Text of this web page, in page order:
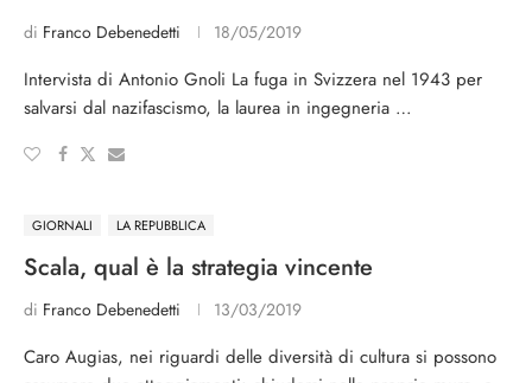
di Franco Debenedetti 18/05/2019
Intervista di Antonio Gnoli La fuga in Svizzera nel 1943 per
salvarsi dal nazifascismo, la laurea in ingegneria …
GIORNALI LA REPUBBLICA
Scala, qual è la strategia vincente
di Franco Debenedetti 13/03/2019
Caro Augias, nei riguardi delle diversità di cultura si possono